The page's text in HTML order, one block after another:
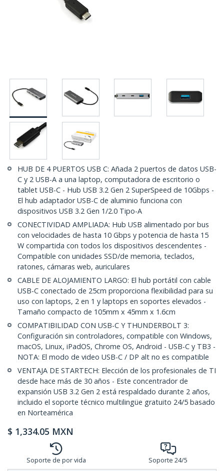
HUB DE 4 PUERTOS USB C: Añada 2 puertos de datos USB-
C y 2 USB-A a una laptop, computadora de escritorio o
tablet USB-C - Hub USB 3.2 Gen 2 SuperSpeed de 10Gbps -
El hub adaptador USB-C de aluminio funciona con
dispositivos USB 3.2 Gen 1/2.0 Tipo-A
CONECTIVIDAD AMPLIADA: Hub USB alimentado por bus
con velocidades de hasta 10 Gbps y potencia de hasta 15
W compartida con todos los dispositivos descendentes -
Compatible con unidades SSD/de memoria, teclados,
ratones, cámaras web, auriculares
CABLE DE ALOJAMIENTO LARGO: El hub portátil con cable
USB-C conectado de 25cm proporciona flexibilidad para su
uso con laptops, 2 en 1 y laptops en soportes elevados -
Tamaño compacto de 105mm x 45mm x 1.6cm
COMPATIBILIDAD CON USB-C Y THUNDERBOLT 3:
Configuración sin controladores, compatible con Windows,
macOS, Linux, iPadOS, Chrome OS, Android - USB-C y TB3 -
NOTA: El modo de video USB-C / DP alt no es compatible
VENTAJA DE STARTECH: Elección de los profesionales de TI
desde hace más de 30 años - Este concentrador de
expansión USB 3.2 Gen 2 está respaldado durante 2 años,
incluido el soporte técnico multilingüe gratuito 24/5 basado
en Norteamérica
$ 1,334.05 MXN
Soporte de por vida Soporte 24/5